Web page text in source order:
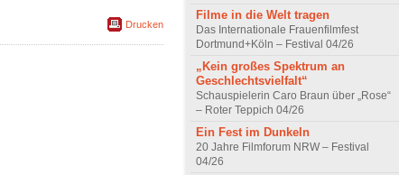
Drucken
Filme in die Welt tragen
Das Internationale Frauenfilmfest
Dortmund+Köln – Festival 04/26
„Kein großes Spektrum an
Geschlechtsvielfalt“
Schauspielerin Caro Braun über „Rose“
– Roter Teppich 04/26
Ein Fest im Dunkeln
20 Jahre Filmforum NRW – Festival
04/26